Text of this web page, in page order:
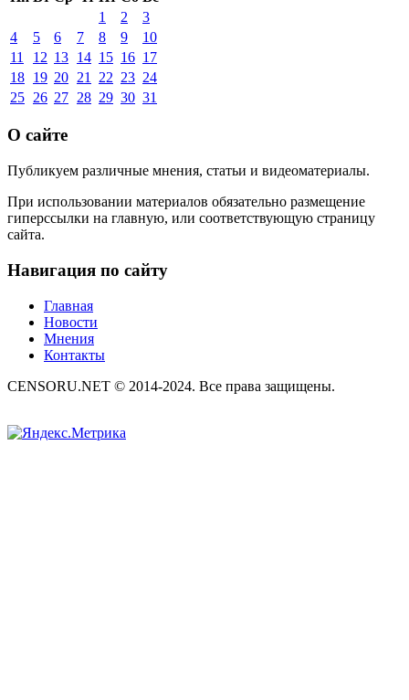
1
2
3
4
5 6 7 8 9
10
11
12 13 14 15 16 17
18 19 20 21 22 23 24
25 26 27 28 29 30 31
О сайте
Публикуем различные мнения, статьи и видеоматериалы.
При использовании материалов обязательно размещение
гиперссылки на главную, или соответствующую страницу
сайта.
Навигация по сайту
Главная
Новости
Мнения
Контакты
CENSORU.NET © 2014-2024. Все права защищены.